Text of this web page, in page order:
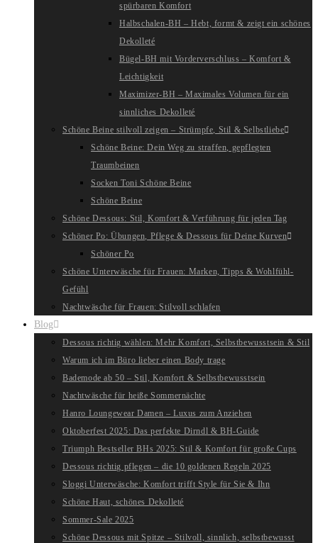
spürbaren Komfort
Halbschalen-BH – Hebt, formt & zeigt ein schönes
Dekolleté
Bügel-BH mit Vorderverschluss – Komfort &
Leichtigkeit
Maximizer-BH – Maximales Volumen für ein
sinnliches Dekolleté
Schöne Beine stilvoll zeigen – Strümpfe, Stil & Selbstliebe
Schöne Beine: Dein Weg zu straffen, gepflegten
Traumbeinen
Socken Toni Schöne Beine
Schöne Beine
Schöne Dessous: Stil, Komfort & Verführung für jeden Tag
Schöner Po: Übungen, Pflege & Dessous für Deine Kurven
Schöner Po
Schöne Unterwäsche für Frauen: Marken, Tipps & Wohlfühl-
Gefühl
Nachtwäsche für Frauen: Stilvoll schlafen
Blog
Dessous richtig wählen: Mehr Komfort, Selbstbewusstsein & Stil
Warum ich im Büro lieber einen Body trage
Bademode ab 50 – Stil, Komfort & Selbstbewusstsein
Nachtwäsche für heiße Sommernächte
Hanro Loungewear Damen – Luxus zum Anziehen
Oktoberfest 2025: Das perfekte Dirndl & BH-Guide
Triumph Bestseller BHs 2025: Stil & Komfort für große Cups
Dessous richtig pflegen – die 10 goldenen Regeln 2025
Sloggi Unterwäsche: Komfort trifft Style für Sie & Ihn
Schöne Haut, schönes Dekolleté
Sommer-Sale 2025
Schöne Dessous mit Spitze – Stilvoll, sinnlich, selbstbewusst